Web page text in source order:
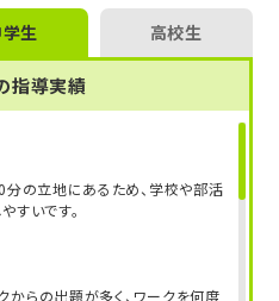
生 高校生
指導実績
分の立地にあるため、学校や部活
すいです。
らの出題が多く、ワークを何度